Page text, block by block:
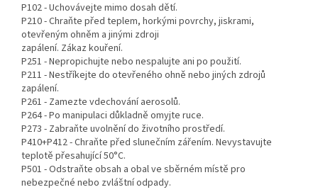
P102 - Uchovávejte mimo dosah dětí.
P210 - Chraňte před teplem, horkými povrchy, jiskrami,
otevřeným ohněm a jinými zdroji
zapálení. Zákaz kouření.
P251 - Nepropichujte nebo nespalujte ani po použití.
P211 - Nestříkejte do otevřeného ohně nebo jiných zdrojů
zapálení.
P261 - Zamezte vdechování aerosolů.
P264 - Po manipulaci důkladně omyjte ruce.
P273 - Zabraňte uvolnění do životního prostředí.
P410+P412 - Chraňte před slunečním zářením. Nevystavujte
teplotě přesahující 50°C.
P501 - Odstraňte obsah a obal ve sběrném místě pro
nebezpečné nebo zvláštní odpady.